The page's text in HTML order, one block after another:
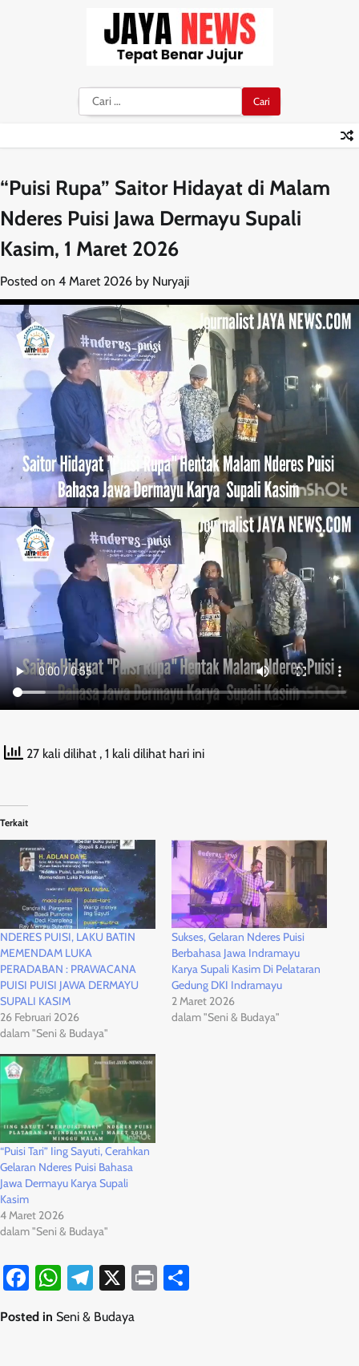
Cari
untuk:
“Puisi Rupa” Saitor Hidayat di Malam
Nderes Puisi Jawa Dermayu Supali
Kasim, 1 Maret 2026
Posted on 4 Maret 2026 by Nuryaji
27 kali dilihat , 1 kali dilihat hari ini
Terkait
NDERES PUISI, LAKU BATIN
MEMENDAM LUKA
PERADABAN : PRAWACANA
PUISI PUISI JAWA DERMAYU
SUPALI KASIM
26 Februari 2026
dalam "Seni & Budaya"
Sukses, Gelaran Nderes Puisi
Berbahasa Jawa Indramayu
Karya Supali Kasim Di Pelataran
Gedung DKI Indramayu
2 Maret 2026
dalam "Seni & Budaya"
“Puisi Tari” Iing Sayuti, Cerahkan
Gelaran Nderes Puisi Bahasa
Jawa Dermayu Karya Supali
Kasim
4 Maret 2026
dalam "Seni & Budaya"
Facebook
WhatsApp
Telegram
X Print
Posted in Seni & Budaya